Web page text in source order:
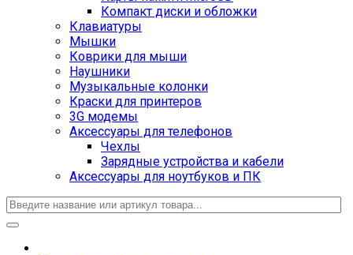
Компакт диски и обложки
Клавиатуры
Мышки
Коврики для мыши
Наушники
Музыкальные колонки
Краски для принтеров
3G модемы
Аксессуары для телефонов
Чехлы
Зарядные устройства и кабели
Аксессуары для ноутбуков и ПК